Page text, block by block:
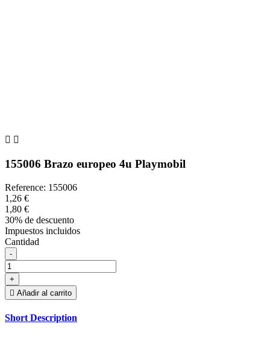
 
155006 Brazo europeo 4u Playmobil
Reference: 155006
1,26 €
1,80 €
30% de descuento
Impuestos incluidos
Cantidad
-
+
 Añadir al carrito
Short Description